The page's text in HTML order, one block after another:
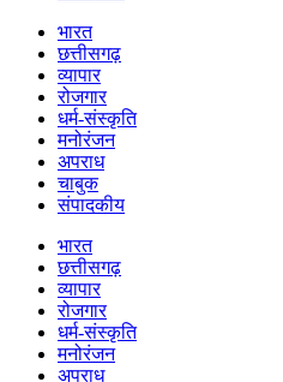
भारत
छत्तीसगढ़
व्यापार
रोजगार
धर्म-संस्कृति
मनोरंजन
अपराध
चाबुक
संपादकीय
भारत
छत्तीसगढ़
व्यापार
रोजगार
धर्म-संस्कृति
मनोरंजन
अपराध